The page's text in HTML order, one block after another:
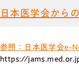
日本医学会から
参照：日本医学会e-
https://